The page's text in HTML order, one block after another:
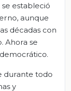
estableció
aunque
décadas con
Ahora se
durante todo
y